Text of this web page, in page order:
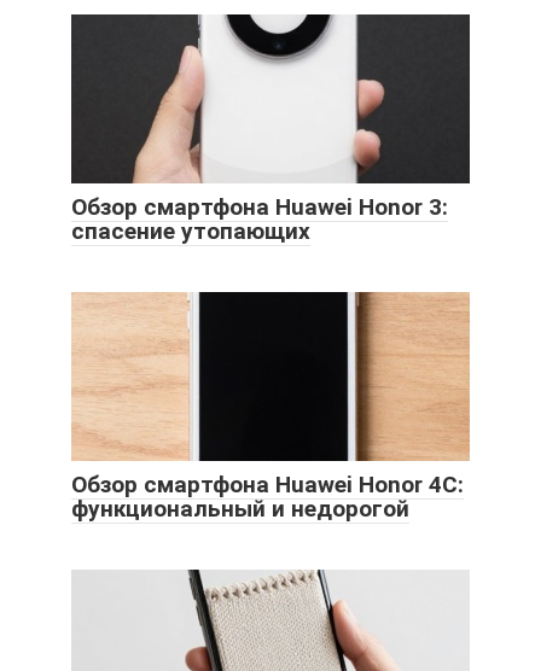
Обзор смартфона Huawei Honor 3:
спасение утопающих
Обзор смартфона Huawei Honor 4C:
функциональный и недорогой